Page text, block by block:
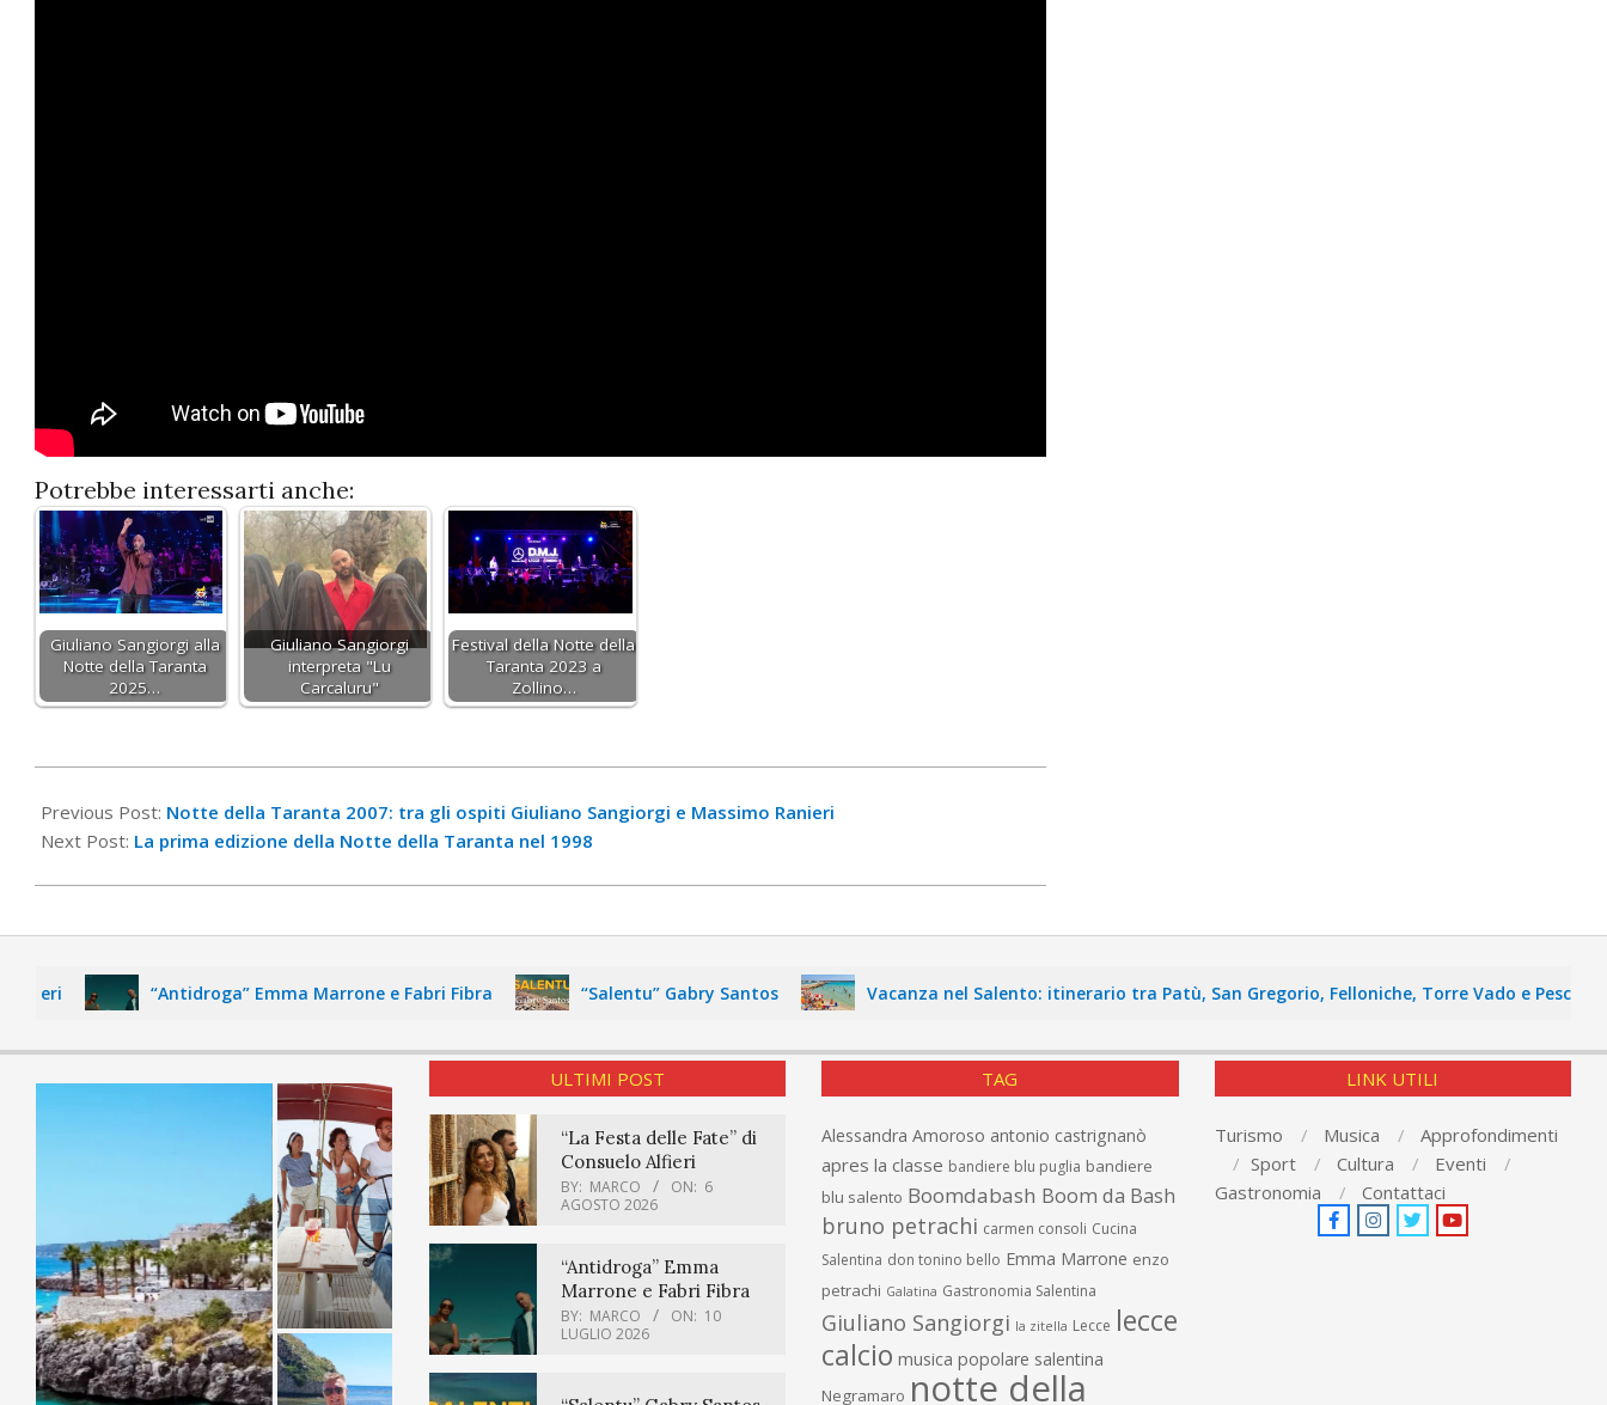
Potrebbe interessarti anche:
Giuliano Sangiorgi alla
Notte della Taranta
2025…
Giuliano Sangiorgi
interpreta "Lu
Carcaluru"
Festival della Notte della
Taranta 2023 a
Zollino…
04-
05
Previous Post: Notte della Taranta 2007: tra gli ospiti Giuliano Sangiorgi e Massimo Ranieri
Next Post: La prima edizione della Notte della Taranta nel 1998
“Antidroga” Emma Marrone e Fabri Fibra “Salentu” Gabry Santos Vacanza nel Salento: itinerario tra Patù, San Gregorio, Felloniche, Torre Vado e Pescoluse
ULTIMI POST
“La Festa delle Fate” di
Consuelo Alfieri
BY: MARCO ON: 6
AGOSTO 2026
“Antidroga” Emma
Marrone e Fabri Fibra
BY: MARCO ON: 10
LUGLIO 2026
TAG
Alessandra Amoroso antonio castrignanò
apres la classe bandiere blu puglia bandiere
blu salento Boomdabash Boom da Bash
bruno petrachi carmen consoli Cucina
Salentina don tonino bello Emma Marrone enzo
petrachi Galatina Gastronomia Salentina
Giuliano Sangiorgi la zitella Lecce lecce
calcio musica popolare salentina
Negramaro notte della
LINK UTILI
Turismo Musica
Approfondimenti
Sport
Cultura
Eventi
Gastronomia
Contattaci